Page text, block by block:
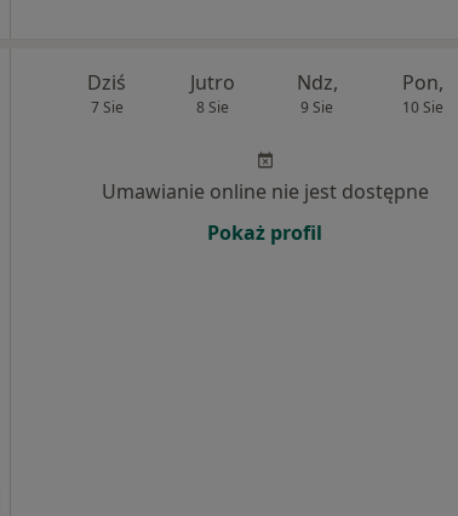
Dziś
7 Sie
Jutro
8 Sie
Ndz,
9 Sie
Pon,
10 Sie
Umawianie online nie jest dostępne
Pokaż profil